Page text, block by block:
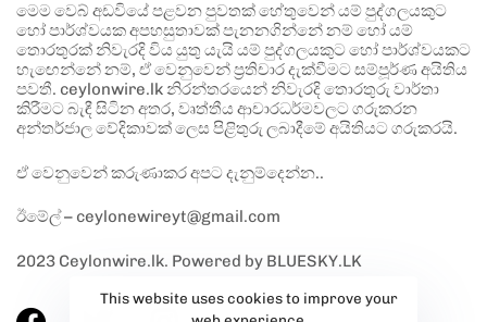
මෙම වෙබ් අඩවියේ පළවන පුවතක් හේතුවෙන් යම් පුද්ගලයකුට
හෝ පාර්ශ්වයක අපහසුතාවක් පැනනගින්නේ නම් හෝ යම්
තොරතුරක් නිවැරදි විය යුතු යැයි යම් පුද්ගලයකුට හෝ පාර්ශ්වයකට
හැඟෙන්නේ නම්, ඒ වෙනුවෙන් ප්‍රතිචාර දැක්වීමට සම්පූර්ණ අයිතිය
පවතී. ceylonwire.lk නිරන්තරයෙන් නිවැරදි තොරතුරු වාර්තා
කිරීමට බැඳී සිටින අතර, වෘත්තීය ආචාරධර්මවලට ගරුකරන
අන්තර්ජාල වේදිකාවක් ලෙස පිළිතුරු ලබාදීමේ අයිතියට ගරුකරයි.
ඒ වෙනුවෙන් කරුණාකර අපට දැනුම්දෙන්න..
ඊමේල් – ceylonewireyt@gmail.com
2023 Ceylonwire.lk. Powered by BLUESKY.LK
This website uses cookies to improve your